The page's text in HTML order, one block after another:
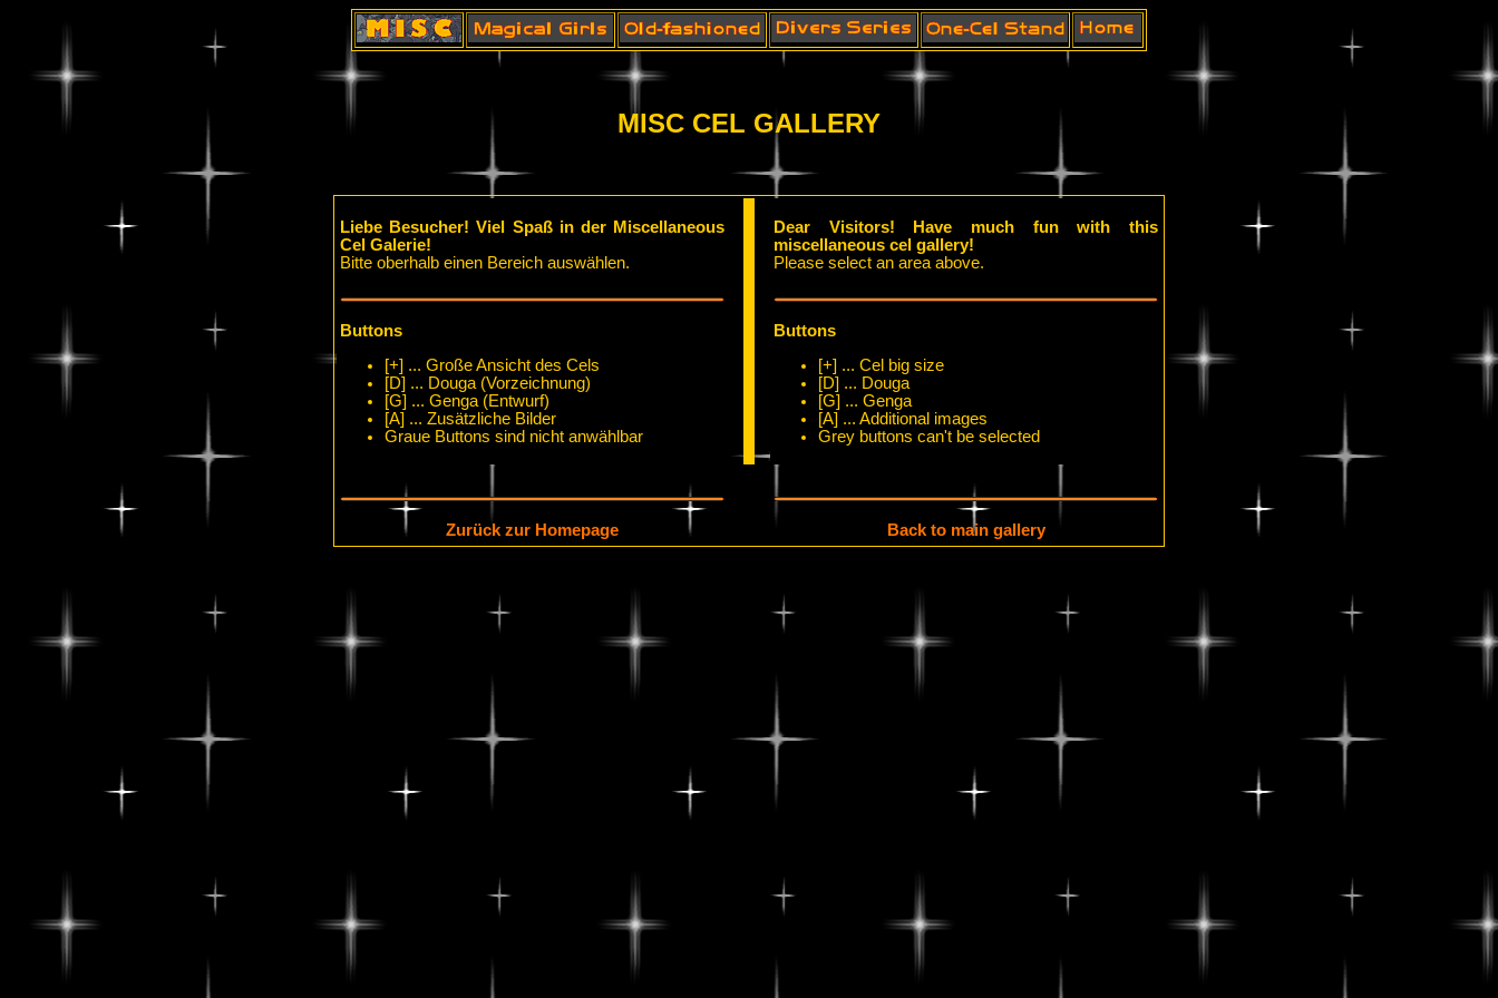
MISC CEL GALLERY
Liebe Besucher! Viel Spaß in der Miscellaneous
Cel Galerie!
Bitte oberhalb einen Bereich auswählen.
Buttons
[+] ... Große Ansicht des Cels
[D] ... Douga (Vorzeichnung)
[G] ... Genga (Entwurf)
[A] ... Zusätzliche Bilder
Graue Buttons sind nicht anwählbar
Dear Visitors! Have much fun with this
miscellaneous cel gallery!
Please select an area above.
Buttons
[+] ... Cel big size
[D] ... Douga
[G] ... Genga
[A] ... Additional images
Grey buttons can't be selected
Zurück zur Homepage Back to main gallery